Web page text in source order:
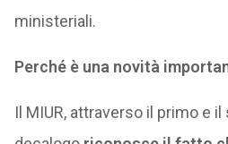
ministeriali.
Perché è una novità
Il MIUR, attraverso il primo e